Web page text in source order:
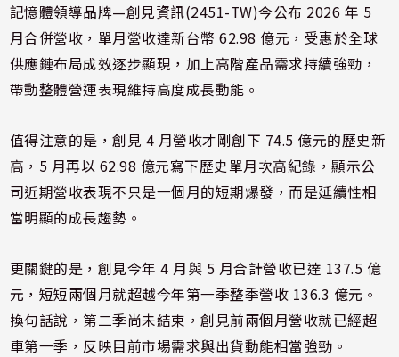
記憶體領導品牌—創見資訊(2451-TW)今公布 2026 年 5
月合併營收，單月營收達新台幣 62.98 億元，受惠於全球
供應鏈布局成效逐步顯現，加上高階產品需求持續強勁，
帶動整體營運表現維持高度成長動能。
值得注意的是，創見 4 月營收才剛創下 74.5 億元的歷史新
高，5 月再以 62.98 億元寫下歷史單月次高紀錄，顯示公
司近期營收表現不只是一個月的短期爆發，而是延續性相
當明顯的成長趨勢。
更關鍵的是，創見今年 4 月與 5 月合計營收已達 137.5 億
元，短短兩個月就超越今年第一季整季營收 136.3 億元。
換句話說，第二季尚未結束，創見前兩個月營收就已經超
車第一季，反映目前市場需求與出貨動能相當強勁。